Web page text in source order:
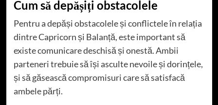
Cum să depășiți obstacolele
Pentru a depăși obstacolele și conflictele în relația
dintre Capricorn și Balanță, este important să
existe comunicare deschisă și onestă. Ambii
parteneri trebuie să își asculte nevoile și dorințele,
și să găsească compromisuri care să satisfacă
ambele părți.